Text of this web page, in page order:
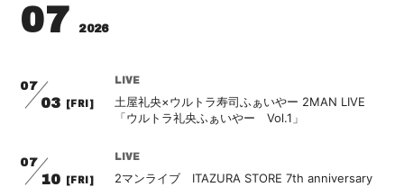
Contact
07 2026
07
03 [FRI]
LIVE
土屋礼央×ウルトラ寿司ふぁいやー 2MAN LIVE
「ウルトラ礼央ふぁいやー Vol.1」
07
10 [FRI]
LIVE
2マンライブ ITAZURA STORE 7th anniversary